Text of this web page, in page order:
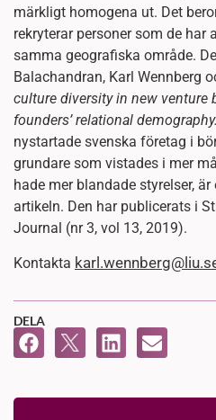
märkligt homogena ut. Det
rekryterar personer som de har
samma geografiska område.
Balachandran, Karl Wennberg
culture diversity in new venture
founders’ relational demography.
nystartade svenska företag i
grundare som vistades i mer
hade mer blandade styrelser,
artikeln. Den har publicerats i
Journal (nr 3, vol 13, 2019).
Kontakta
DELA